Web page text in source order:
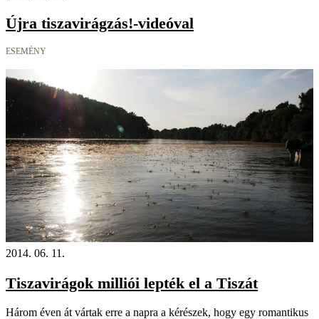
Újra tiszavirágzás!-videóval
ESEMÉNY
2014. 06. 11.
Tiszavirágok milliói lepték el a Tiszát
Három éven át vártak erre a napra a kérészek, hogy egy romantikus